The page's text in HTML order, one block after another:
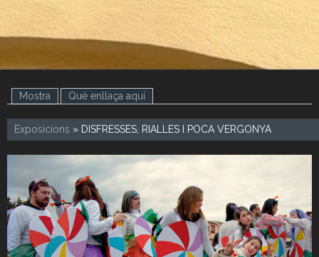
Mostra (pestanya activa)
Què enllaça aquí
Exposicions » DISFRESSES, RIALLES I POCA VERGONYA